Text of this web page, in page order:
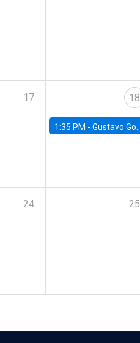
17 18
1:35 PM - Gustavo González, Banco Central de Chile
24 25